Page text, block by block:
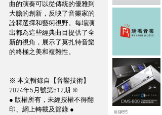
曲的演奏可以從傳統的優雅到
大膽的創新，反映了音樂家的
詮釋選擇和藝術視野。每場演
出都為這些經典曲目提供了全
新的視角，展示了莫扎特音樂
的終極之美和複雜性。
※ 本文輯錄自【音響技術】
2024年5月號第512期 ※
● 版權所有，未經授權不得翻
印、網上轉載及節錄 ●